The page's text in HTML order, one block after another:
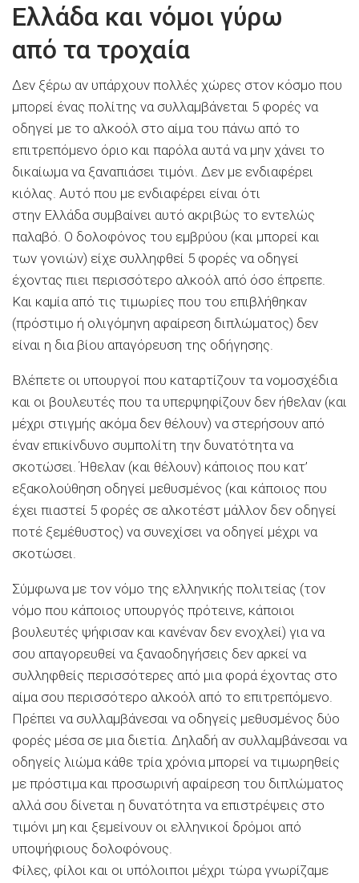
Ελλάδα και νόμοι γύρω
από τα τροχαία
Δεν ξέρω αν υπάρχουν πολλές χώρες στον κόσμο που
μπορεί ένας πολίτης να συλλαμβάνεται 5 φορές να
οδηγεί με το αλκοόλ στο αίμα του πάνω από το
επιτρεπόμενο όριο και παρόλα αυτά να μην χάνει το
δικαίωμα να ξαναπιάσει τιμόνι. Δεν με ενδιαφέρει
κιόλας. Αυτό που με ενδιαφέρει είναι ότι
στην Ελλάδα συμβαίνει αυτό ακριβώς το εντελώς
παλαβό. Ο δολοφόνος του εμβρύου (και μπορεί και
των γονιών) είχε συλληφθεί 5 φορές να οδηγεί
έχοντας πιει περισσότερο αλκοόλ από όσο έπρεπε.
Και καμία από τις τιμωρίες που του επιβλήθηκαν
(πρόστιμο ή ολιγόμηνη αφαίρεση διπλώματος) δεν
είναι η δια βίου απαγόρευση της οδήγησης.
Βλέπετε οι υπουργοί που καταρτίζουν τα νομοσχέδια
και οι βουλευτές που τα υπερψηφίζουν δεν ήθελαν (και
μέχρι στιγμής ακόμα δεν θέλουν) να στερήσουν από
έναν επικίνδυνο συμπολίτη την δυνατότητα να
σκοτώσει. Ήθελαν (και θέλουν) κάποιος που κατ’
εξακολούθηση οδηγεί μεθυσμένος (και κάποιος που
έχει πιαστεί 5 φορές σε αλκοτέστ μάλλον δεν οδηγεί
ποτέ ξεμέθυστος) να συνεχίσει να οδηγεί μέχρι να
σκοτώσει.
Σύμφωνα με τον νόμο της ελληνικής πολιτείας (τον
νόμο που κάποιος υπουργός πρότεινε, κάποιοι
βουλευτές ψήφισαν και κανέναν δεν ενοχλεί) για να
σου απαγορευθεί να ξαναοδηγήσεις δεν αρκεί να
συλληφθείς περισσότερες από μια φορά έχοντας στο
αίμα σου περισσότερο αλκοόλ από το επιτρεπόμενο.
Πρέπει να συλλαμβάνεσαι να οδηγείς μεθυσμένος δύο
φορές μέσα σε μια διετία. Δηλαδή αν συλλαμβάνεσαι να
οδηγείς λιώμα κάθε τρία χρόνια μπορεί να τιμωρηθείς
με πρόστιμα και προσωρινή αφαίρεση του διπλώματος
αλλά σου δίνεται η δυνατότητα να επιστρέψεις στο
τιμόνι μη και ξεμείνουν οι ελληνικοί δρόμοι από
υποψήφιους δολοφόνους.
Φίλες, φίλοι και οι υπόλοιποι μέχρι τώρα γνωρίζαμε